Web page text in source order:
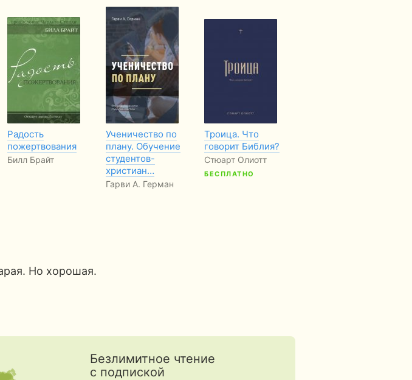
Радость
пожертвования
Билл Брайт
Ученичество по
плану. Обучение
студентов-
христиан…
Гарви А. Герман
Троица. Что
говорит Библия?
Стюарт Олиотт
БЕСПЛАТНО
Но хорошая.
Безлимитное чтение
с подпиской